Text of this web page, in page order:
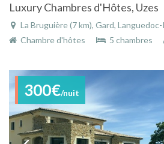
Luxury Chambres d'Hôtes, Uzes
La Bruguière (7 km), Gard, Languedoc-
Chambre d'hôtes
5 chambres
300€/nuit